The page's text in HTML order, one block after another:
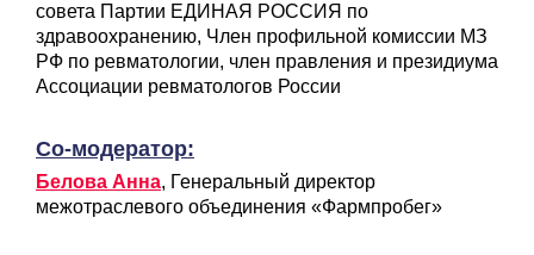
совета Партии ЕДИНАЯ РОССИЯ по
здравоохранению, Член профильной комиссии МЗ
РФ по ревматологии, член правления и президиума
Ассоциации ревматологов России
Со-модератор:
Белова Анна, Генеральный директор
межотраслевого объединения «Фармпробег»